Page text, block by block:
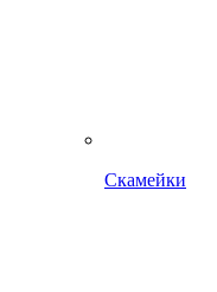
Скамейки